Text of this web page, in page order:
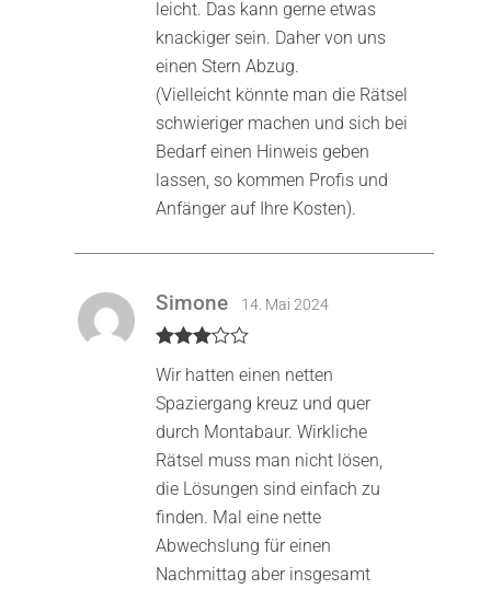
leicht. Das kann gerne etwas
knackiger sein. Daher von uns
einen Stern Abzug.
(Vielleicht könnte man die Rätsel
schwieriger machen und sich bei
Bedarf einen Hinweis geben
lassen, so kommen Profis und
Anfänger auf Ihre Kosten).
mit 3
von 5
Simone 14. Mai 2024
Wir hatten einen netten
Spaziergang kreuz und quer
durch Montabaur. Wirkliche
Rätsel muss man nicht lösen,
die Lösungen sind einfach zu
finden. Mal eine nette
Abwechslung für einen
Nachmittag aber insgesamt